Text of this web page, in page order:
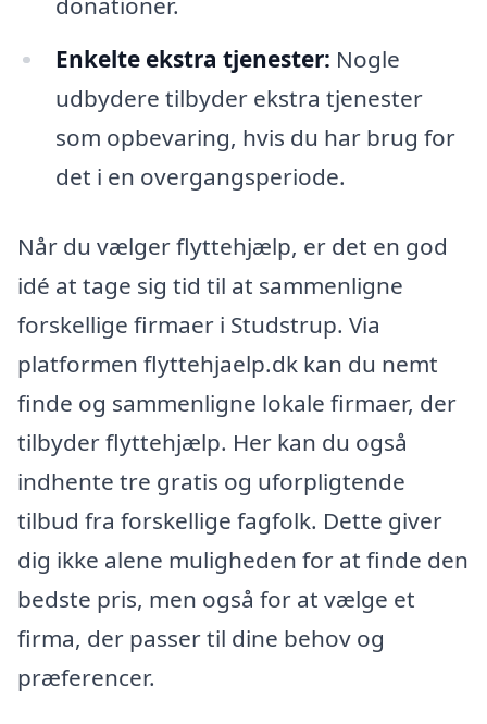
Enkelte ekstra tjenester: Nogle
udbydere tilbyder ekstra tjenester
som opbevaring, hvis du har brug for
det i en overgangsperiode.
Når du vælger flyttehjælp, er det en god
idé at tage sig tid til at sammenligne
forskellige firmaer i Studstrup. Via
platformen flyttehjaelp.dk kan du nemt
finde og sammenligne lokale firmaer, der
tilbyder flyttehjælp. Her kan du også
indhente tre gratis og uforpligtende
tilbud fra forskellige fagfolk. Dette giver
dig ikke alene muligheden for at finde den
bedste pris, men også for at vælge et
firma, der passer til dine behov og
præferencer.